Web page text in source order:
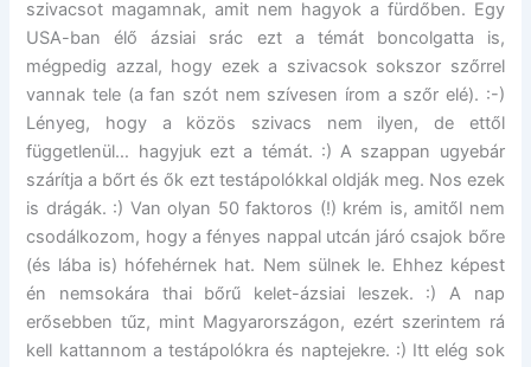
szivacsot magamnak, amit nem hagyok a fürdőben. Egy
USA-ban élő ázsiai srác ezt a témát boncolgatta is,
mégpedig azzal, hogy ezek a szivacsok sokszor szőrrel
vannak tele (a fan szót nem szívesen írom a szőr elé). :-)
Lényeg, hogy a közös szivacs nem ilyen, de ettől
függetlenül… hagyjuk ezt a témát. :) A szappan ugyebár
szárítja a bőrt és ők ezt testápolókkal oldják meg. Nos ezek
is drágák. :) Van olyan 50 faktoros (!) krém is, amitől nem
csodálkozom, hogy a fényes nappal utcán járó csajok bőre
(és lába is) hófehérnek hat. Nem sülnek le. Ehhez képest
én nemsokára thai bőrű kelet-ázsiai leszek. :) A nap
erősebben tűz, mint Magyarországon, ezért szerintem rá
kell kattannom a testápolókra és naptejekre. :) Itt elég sok